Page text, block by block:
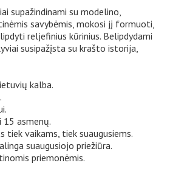
supažindinami su modelino,
savybėmis, mokosi jį formuoti,
reljefinius kūrinius. Belipdydami
susipažįsta su krašto istorija,
kalba.
15 asmenų.
tiek vaikams, tiek suaugusiems.
suaugusiojo priežiūra.
priemonėmis.